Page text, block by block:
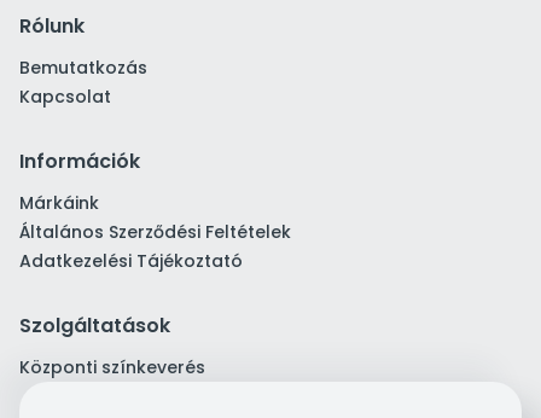
Rólunk
Bemutatkozás
Kapcsolat
Információk
Márkáink
Általános Szerződési Feltételek
Adatkezelési Tájékoztató
Szolgáltatások
Központi színkeverés